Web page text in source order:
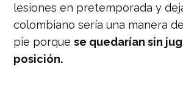
lesiones en pretemporada y
colombiano sería una manera
pie porquese quedarían sin
posición.